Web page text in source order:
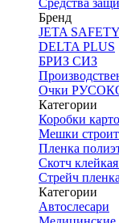
Средства
Бренд
JETA SAFETY
DELTA PLUS
БРИЗ СИЗ
Очки
Категории
Коробки
Мешки
Пленка
Скотч
Стрейч пленка
Категории
Автослесари